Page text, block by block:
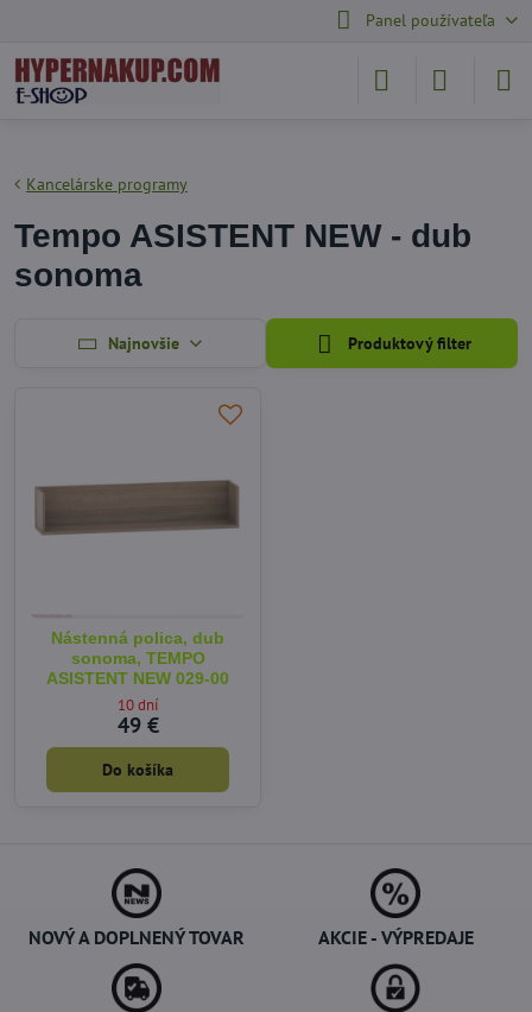
Panel používateľa
Kancelárske programy
Tempo ASISTENT NEW - dub
sonoma
Najnovšie Produktový filter
Nástenná polica, dub
sonoma, TEMPO
ASISTENT NEW 029-00
10 dní
49 €
Do košíka
NOVÝ A DOPLNENÝ TOVAR AKCIE - VÝPREDAJE